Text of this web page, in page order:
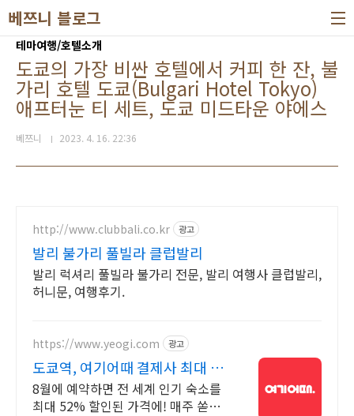
베쯔니 블로그
테마여행/호텔소개
도쿄의 가장 비싼 호텔에서 커피 한 잔, 불
가리 호텔 도쿄(Bulgari Hotel Tokyo)
애프터눈 티 세트, 도쿄 미드타운 야에스
베쯔니 2023. 4. 16. 22:36
http://www.clubbali.co.kr 광고
발리 불가리 풀빌라 클럽발리
발리 럭셔리 풀빌라 불가리 전문, 발리 여행사 클럽발리,
허니문, 여행후기.
https://www.yeogi.com 광고
도쿄역, 여기어때 결제사 최대 2
만원 추가할인
8월에 예약하면 전 세계 인기 숙소를
최대 52% 할인된 가격에! 매주 쏟아